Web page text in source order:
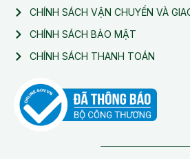
CHÍNH SÁCH VẬN CHUYỂN VÀ
CHÍNH SÁCH BẢO MẬT
CHÍNH SÁCH THANH TOÁN